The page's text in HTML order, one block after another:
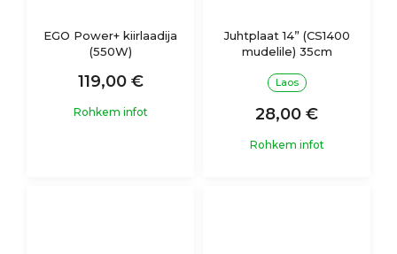
EGO Power+ kiirlaadija
(550W)
119,00 €
Rohkem infot
Juhtplaat 14” (CS1400
mudelile) 35cm
Laos
28,00 €
Rohkem infot